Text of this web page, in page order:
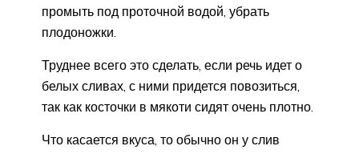
промыть под проточной водой, убрать
плодоножки.
Труднее всего это сделать, если речь идет о
белых сливах, с ними придется повозиться,
так как косточки в мякоти сидят очень плотно.
Что касается вкуса, то обычно он у слив